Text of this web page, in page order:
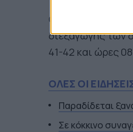
Οι υπεύθυνοι
διεξαγωγής των
41-42 και ώρες
ΟΛΕΣ ΟΙ
Παραδίδεται
Σε κόκκινο